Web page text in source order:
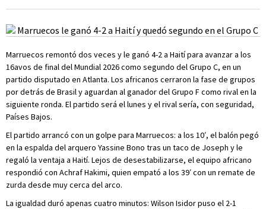
Marruecos remontó dos veces y le ganó 4-2 a Haití para avanzar a los
16avos de final del Mundial 2026 como segundo del Grupo C, en un
partido disputado en Atlanta. Los africanos cerraron la fase de grupos
por detrás de Brasil y aguardan al ganador del Grupo F como rival en la
siguiente ronda. El partido será el lunes y el rival sería, con seguridad,
Países Bajos.
El partido arrancó con un golpe para Marruecos: a los 10′, el balón pegó
en la espalda del arquero Yassine Bono tras un taco de Joseph y le
regaló la ventaja a Haití. Lejos de desestabilizarse, el equipo africano
respondió con Achraf Hakimi, quien empató a los 39′ con un remate de
zurda desde muy cerca del arco.
La igualdad duró apenas cuatro minutos: Wilson Isidor puso el 2-1